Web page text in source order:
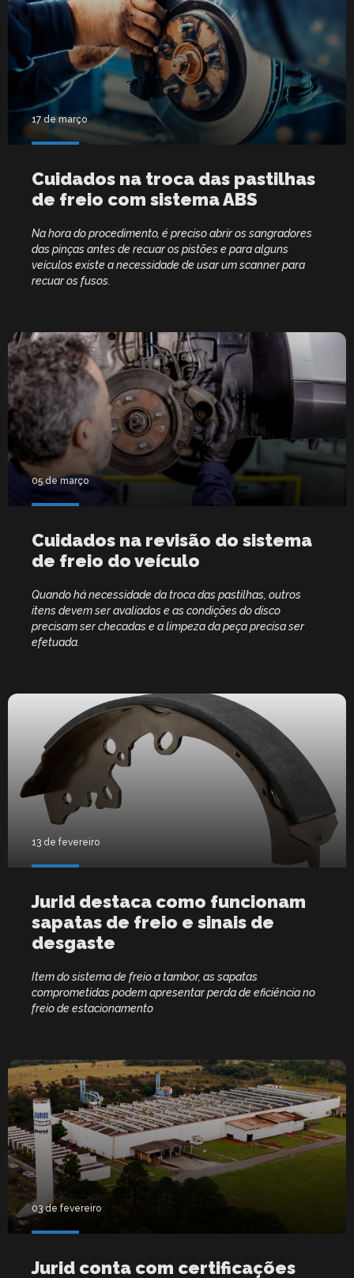
17 de março
Cuidados na troca das pastilhas
de freio com sistema ABS
Na hora do procedimento, é preciso abrir os sangradores
das pinças antes de recuar os pistões e para alguns
veículos existe a necessidade de usar um scanner para
recuar os fusos.
05 de março
Cuidados na revisão do sistema
de freio do veículo
Quando há necessidade da troca das pastilhas, outros
itens devem ser avaliados e as condições do disco
precisam ser checadas e a limpeza da peça precisa ser
efetuada.
13 de fevereiro
Jurid destaca como funcionam
sapatas de freio e sinais de
desgaste
Item do sistema de freio a tambor, as sapatas
comprometidas podem apresentar perda de eficiência no
freio de estacionamento
03 de fevereiro
Jurid conta com certificações